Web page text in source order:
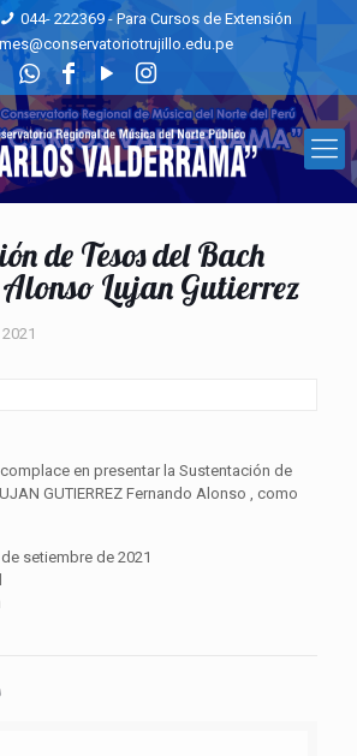
044- 222369 - Para Cursos de Extensión
de Tesos del Bach
Lujan Gutierrez
en presentar la Sustentación de
GUTIERREZ Fernando Alonso , como
setiembre de 2021